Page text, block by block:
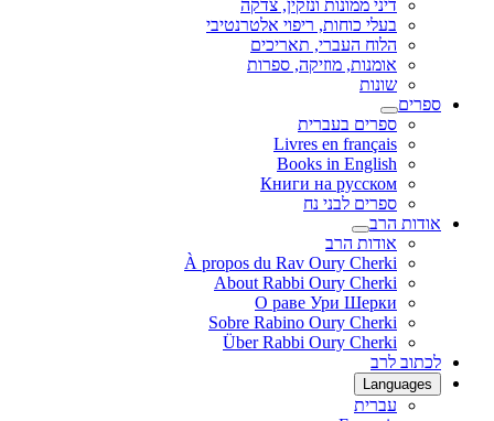
דיני ממונות ונזקין, צדקה
בעלי כוחות, ריפוי אלטרנטיבי
הלוח העברי, תאריכים
אומנות, מוזיקה, ספרות
שונות
ספרים
ספרים בעברית
Livres en français
Books in English
Книги на русском
ספרים לבני נח
אודות הרב
אודות הרב
À propos du Rav Oury Cherki
About Rabbi Oury Cherki
О раве Ури Шерки
Sobre Rabino Oury Cherki
Über Rabbi Oury Cherki
לכתוב לרב
Languages
עברית